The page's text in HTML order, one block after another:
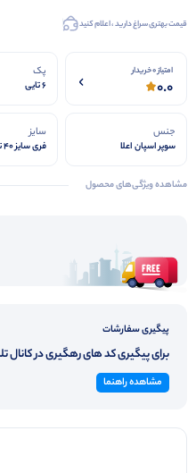
قیمت بهتری سراغ دارید ، اعلام کنید
امتیاز 0 خریدار
0.0
پک
6 تایی
جنس
سوپر اسپان اعلا
سایز
فری سایز 40 تا 44
مشاهده ویژگی‌های محصول
پیگیری سفارشات
برای پیگیری کد های رهگیری در کانال
مشاهده راهنما